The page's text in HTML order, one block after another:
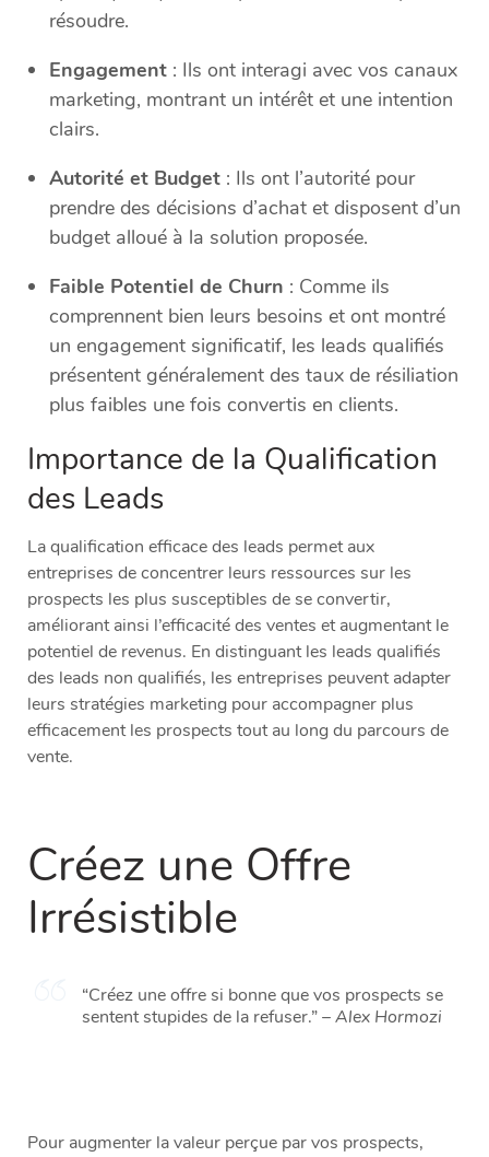
résoudre.
Engagement : Ils ont interagi avec vos canaux
marketing, montrant un intérêt et une intention
clairs.
Autorité et Budget : Ils ont l’autorité pour
prendre des décisions d’achat et disposent d’un
budget alloué à la solution proposée.
Faible Potentiel de Churn : Comme ils
comprennent bien leurs besoins et ont montré
un engagement significatif, les leads qualifiés
présentent généralement des taux de résiliation
plus faibles une fois convertis en clients.
Importance de la Qualification
des Leads
La qualification efficace des leads permet aux
entreprises de concentrer leurs ressources sur les
prospects les plus susceptibles de se convertir,
améliorant ainsi l’efficacité des ventes et augmentant le
potentiel de revenus. En distinguant les leads qualifiés
des leads non qualifiés, les entreprises peuvent adapter
leurs stratégies marketing pour accompagner plus
efficacement les prospects tout au long du parcours de
vente.
Créez une Offre
Irrésistible
“Créez une offre si bonne que vos prospects se
sentent stupides de la refuser.” –Alex Hormozi
Pour augmenter la valeur perçue par vos prospects,